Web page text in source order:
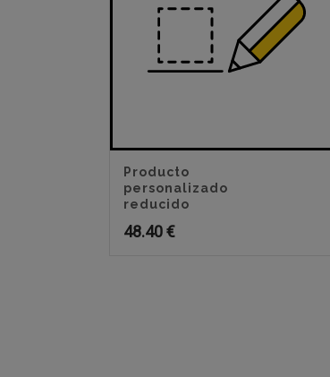
Producto
personalizado
reducido
48.40€